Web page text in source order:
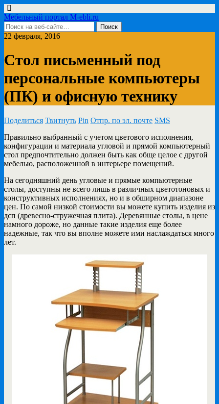
Мебельный портал M-ebli.ru
22 февраля, 2016
Стол письменный под
персональные компьютеры
(ПК) и офисную технику
Поделиться Твитнуть Pin Отпр. по эл. почте SMS
Правильно выбранный с учетом цветового исполнения,
конфигурации и материала угловой и прямой компьютерный
стол предпочтительно должен быть как обще целое с другой
мебелью, расположенной в интерьере помещений.
На сегодняшний день угловые и прямые компьютерные
столы, доступны не всего лишь в различных цветотоновых и
конструктивных исполнениях, но и в обширном диапазоне
цен. По самой низкой стоимости вы можете купить изделия из
дсп (древесно-стружечная плита). Деревянные столы, в цене
намного дороже, но данные такие изделия еще более
надежные, так что вы вполне можете ими наслаждаться много
лет.